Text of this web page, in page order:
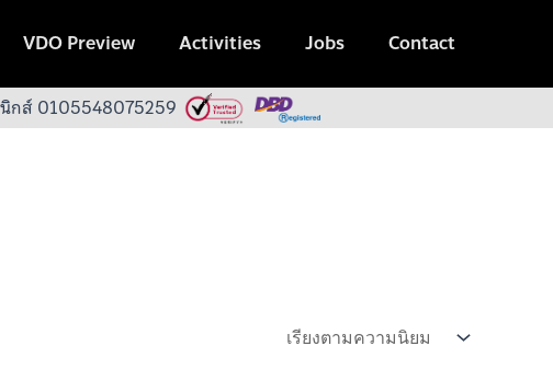
VDO Preview Activities Jobs Contact
กส์ 0105548075259